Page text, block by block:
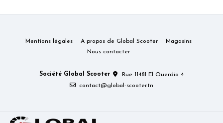
Mentions légales A propos de Global Scooter
Magasins
Nous contacter
Société Global Scooter
Rue 11481 El Ouerdia 4
contact@global-scooter.tn